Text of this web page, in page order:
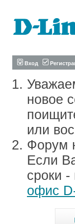
Вход
новое
или
Форум
Если
сроки
офис